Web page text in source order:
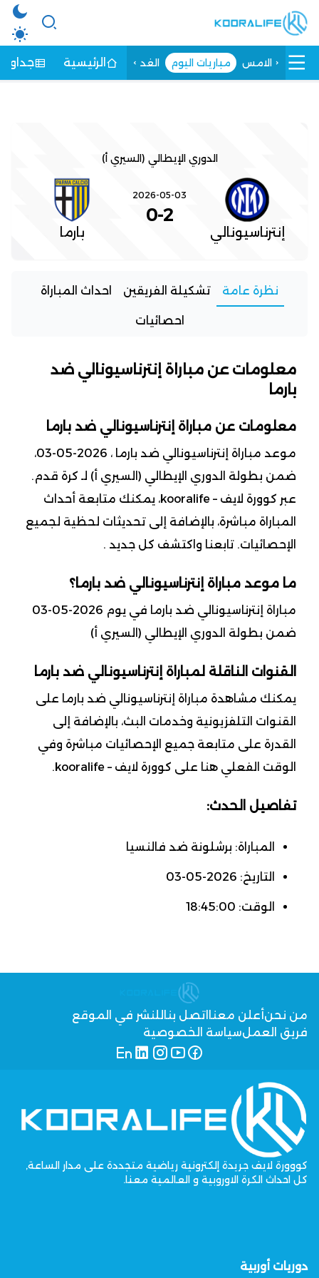
الامس مباريات اليوم الغد الرئيسية جداول
الدوري الإيطالي (السيري أ)
إنترناسيونالي
2026-05-03
2
-
0
بارما
نظرة عامة تشكيلة الفريقين احداث المباراة
احصائيات
معلومات عن مباراة إنترناسيونالي ضد
بارما
معلومات عن مباراة إنترناسيونالي ضد بارما
موعد مباراة إنترناسيونالي ضد بارما ، 2026-05-03،
ضمن بطولة الدوري الإيطالي (السيري أ) لـ كرة قدم.
عبر كوورة لايف – kooralife، يمكنك متابعة أحداث
المباراة مباشرة، بالإضافة إلى تحديثات لحظية لجميع
الإحصائيات. تابعنا واكتشف كل جديد .
ما موعد مباراة إنترناسيونالي ضد بارما؟
مباراة إنترناسيونالي ضد بارما في يوم 2026-05-03
ضمن بطولة الدوري الإيطالي (السيري أ)
القنوات الناقلة لمباراة إنترناسيونالي ضد بارما
يمكنك مشاهدة مباراة إنترناسيونالي ضد بارما على
القنوات التلفزيونية وخدمات البث، بالإضافة إلى
القدرة على متابعة جميع الإحصائيات مباشرة وفي
الوقت الفعلي هنا على كوورة لايف – kooralife.
تفاصيل الحدث:
المباراة: برشلونة ضد فالنسيا
التاريخ: 2026-05-03
الوقت: 18:45:00
من نحنأعلن معنا اتصل بنا للنشر في الموقع
فريق العملسياسة الخصوصية
كووورة لايف جريدة إلكترونية رياضية متجددة على مدار الساعة,
كل احداث الكرة الاوروبية و العالمية معنا.
دوريات أوربية